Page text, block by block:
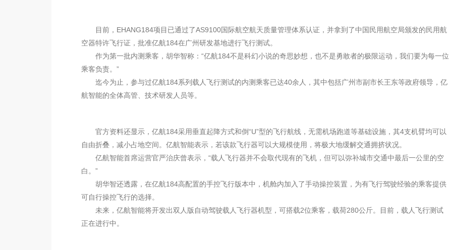
目前，EHANG184项目已通过了AS9100国际航空航天质量管理体系认证，并拿到了中国民用航空局颁发的民用航
空器特许飞行证，批准亿航184在广州研发基地进行飞行测试。
作为第一批内测乘客，胡华智称：“亿航184不是科幻小说的奇思妙想，也不是勇敢者的极限运动，我们要为每一位
乘客负责。”
迄今为止，参与过亿航184系列载人飞行测试的内测乘客已达40余人，其中包括广州市副市长王东等政府领导，亿
航智能的全体高管、技术研发人员等。
官方资料还显示，亿航184采用垂直起降方式和倒“U”型的飞行航线，无需机场跑道等基础设施，其4支机臂均可以
自由折叠，减小占地空间。亿航智能表示，若该款飞行器可以大规模使用，将极大地缓解交通拥挤状况。
亿航智能首席运营官严治庆曾表示，“载人飞行器并不会取代现有的飞机，但可以弥补城市交通中最后一公里的空
白。”
胡华智还透露，在亿航184高配置的手控飞行版本中，机舱内加入了手动操控装置，为有飞行驾驶经验的乘客提供
可自行操控飞行的选择。
未来，亿航智能将开发出双人版自动驾驶载人飞行器机型，可搭载2位乘客，载荷280公斤。目前，载人飞行测试
正在进行中。